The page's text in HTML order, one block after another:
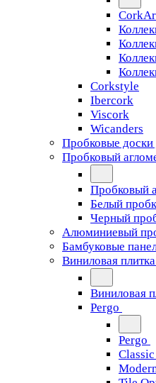
Corkstyle
Ibercork
Viscork
Wicanders
Пробковые доски
Пробковый
Пробковый
Белый
Черный
Алюминиевый
Бамбуковые
Виниловая плитка
Виниловая
Pergo
Pergo